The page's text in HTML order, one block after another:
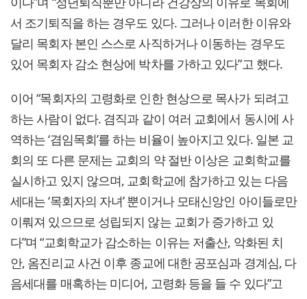
서 조기퇴직을 하는 경우도 있다. 그러나 이러한 이유와
달리 목회자 본인 스스로 사직하거나 이동하는 경우도
있어 목회자 감소 현상에 박차를 가하고 있다”고 했다.
이어 “목회자의 고령화로 인한 현상으로 목사가 되려고
하는 사람이 없다. 겸직과 같이 여러 교회에서 동시에 사
역하는 ‘겸임목회’를 하는 비율이 높아지고 있다. 일본 교
회의 또 다른 문제는 교회의 약 절반 이상은 교회학교를
실시하고 있지 않으며, 교회학교에 참가하고 있는 다음
세대는 ‘목회자의 자녀’ 뿐이거나 모태신앙인 아이들로만
이뤄져 있으므로 성립되지 않는 교회가 증가하고 있
다”며 “교회학교가 감소하는 이유는 저출산, 악화된 치
안, 옴진리교 사건 이후 종교에 대한 공포심과 경계심, 다
음세대를 매혹하는 미디어, 고령화 등을 들 수 있다”고